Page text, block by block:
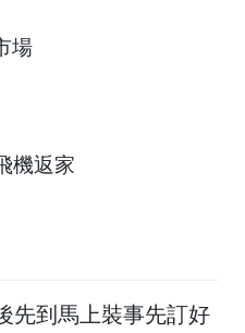
場
機返家
先到馬上裝事先訂好